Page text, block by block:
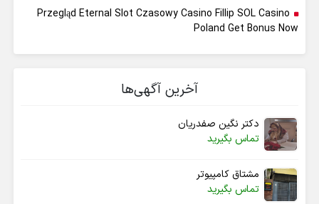
Przegląd Eternal Slot Czasowy Casino Fillip SOL Casino
Poland Get Bonus Now
آخرین آگهی‌ها
دکتر نگین صفدریان
تماس بگیرید
مشتاق کامپیوتر
تماس بگیرید